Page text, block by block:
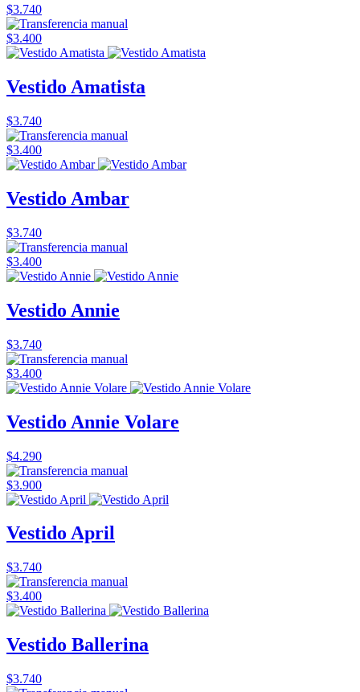
$3.740
$3.400
Vestido Amatista
$3.740
$3.400
Vestido Ambar
$3.740
$3.400
Vestido Annie
$3.740
$3.400
Vestido Annie Volare
$4.290
$3.900
Vestido April
$3.740
$3.400
Vestido Ballerina
$3.740